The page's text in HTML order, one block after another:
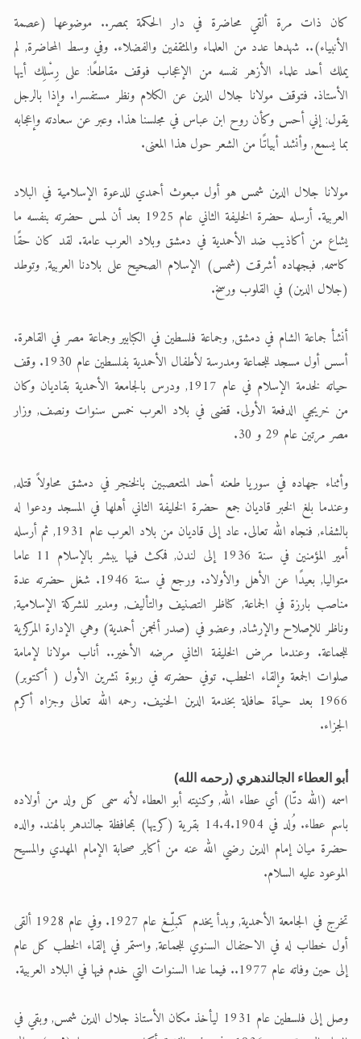
كان ذات مرة ألقي محاضرة في دار الحكمة بمصر.. موضوعها (عصمة
الأنبياء).. شهدها عدد من العلماء والمثقفين والفضلاء. وفي وسط المحاضرة, لم
يملك أحد علماء الأزهر نفسه من الإعجاب فوقف مقاطعًا: على رِسْلِك أيها
الأستاذ. فتوقف مولانا جلال الدين عن الكلام ونظر مستفسرا. وإذا بالرجل
يقول: إني أحس وكأن روح ابن عباس في مجلسنا هذا. وعبر عن سعادته وإعجابه
بما يسمع, وأنشد أبياتًا من الشعر حول هذا المعنى.
مولانا جلال الدين شمس هو أول مبعوث أحمدي للدعوة الإسلامية في البلاد
العربية. أرسله حضرة الخليفة الثاني عام 1925 بعد أن لمس حضرته بنفسه ما
يشاع من أكاذيب ضد الأحمدية في دمشق وبلاد العرب عامة. لقد كان حقًا
كاسمه, فبجهاده أشرقت (شمس) الإسلام الصحيح على بلادنا العربية, وتوطد
(جلال الدين) في القلوب ورسخ.
أنشأ جماعة الشام في دمشق, وجماعة فلسطين في الكبابير وجماعة مصر في القاهرة.
أسس أول مسجد للجماعة ومدرسة لأطفال الأحمدية بفلسطين عام 1930. وقف
حياته لخدمة الإسلام في عام 1917, ودرس بالجامعة الأحمدية بقاديان وكان
من خريجي الدفعة الأولى. قضى في بلاد العرب خمس سنوات ونصف, وزار
مصر مرتين عام 29 و 30.
وأثناء جهاده في سوريا طعنه أحد المتعصبين بالخنجر في دمشق محاولاً قتله,
وعندما بلغ الخبر قاديان جمع حضرة الخليفة الثاني أهلها في المسجد ودعوا له
بالشفاء, فنجاه الله تعالى. عاد إلى قاديان من بلاد العرب عام 1931, ثم أرسله
أمير المؤمنين في سنة 1936 إلى لندن, فمكث فيها يبشر بالإسلام 11 عاما
متواليا, بعيدًا عن الأهل والأولاد. ورجع في سنة 1946. شغل حضرته عدة
مناصب بارزة في الجماعة, كناظر التصنيف والتأليف, ومدير للشركة الإسلامية,
وناظر للإصلاح والإرشاد, وعضو في (صدر أنجمن أحمدية) وهي الإدارة المركزية
للجماعة. وعندما مرض الخليفة الثاني مرضه الأخير.. أناب مولانا لإمامة
صلوات الجمعة وإلقاء الخطب. توفي حضرته في ربوة تشرين الأول ( أكتوبر)
1966 بعد حياة حافلة بخدمة الدين الحنيف. رحمه الله تعالى وجزاه أكرم
الجزاء.
أبو العطاء الجالندهري (رحمه الله)
اسمه (الله دتّا) أي عطاء الله, وكنيته أبو العطاء لأنه سمى كل ولد من أولاده
باسم عطاء. وُلد في 14.4.1904 بقرية (كريها) بمحافظة جالندهر بالهند. والده
حضرة ميان إمام الدين رضي الله عنه من أكابر صحابة الإمام المهدي والمسيح
الموعود عليه السلام.
تخرج في الجامعة الأحمدية, وبدأ يخدم كمبلِّغ عام 1927. وفي عام 1928 ألقى
أول خطاب له في الاحتفال السنوي للجماعة, واستمر في إلقاء الخطب كل عام
إلى حين وفاته عام 1977.. فيما عدا السنوات التي خدم فيها في البلاد العربية.
وصل إلى فلسطين عام 1931 ليأخذ مكان الأستاذ جلال الدين شمس, وبقي في